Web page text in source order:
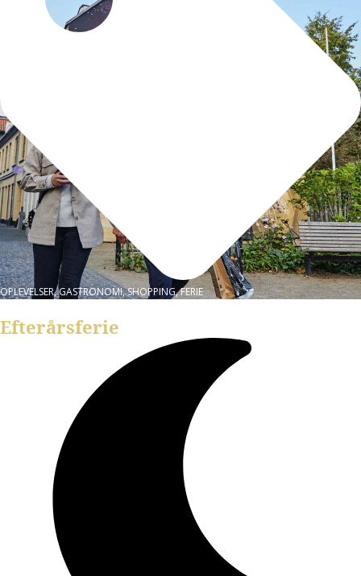
OPLEVELSER, GASTRONOMI, SHOPPING, FERIE
Efterårsferie